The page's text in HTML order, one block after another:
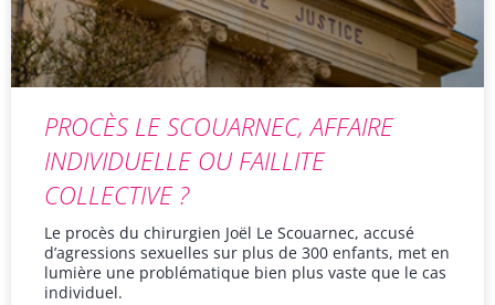
PROCÈS LE SCOUARNEC, AFFAIRE
INDIVIDUELLE OU FAILLITE
COLLECTIVE ?
Le procès du chirurgien Joël Le Scouarnec, accusé
d’agressions sexuelles sur plus de 300 enfants, met en
lumière une problématique bien plus vaste que le cas
individuel.